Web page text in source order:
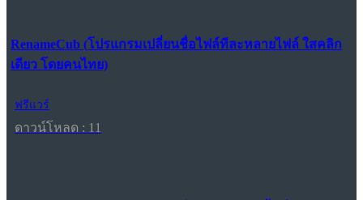
RenameCub (โปรแกรมเปลี่ยนชื่อไฟล์ทีละหลายไฟล์ ใสคลิก
เดียว โดยคนไทย)
ฟรีแวร์
ดาวน์โหลด : 11